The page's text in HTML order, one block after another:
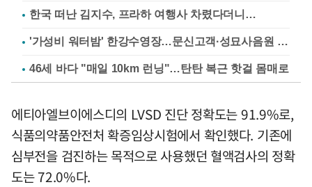
한국 떠난 김지수, 프라하 여행사 차렸다더니…
'가성비 워터밤' 한강수영장…문신고객·성묘사음원 민원
46세 바다 "매일 10km 런닝"…탄탄 복근 핫걸 몸매로
에티아엘브이에스디의 LVSD 진단 정확도는 91.9%로,
식품의약품안전처 확증임상시험에서 확인했다. 기존에
심부전을 검진하는 목적으로 사용했던 혈액검사의 정확
도는 72.0%다.